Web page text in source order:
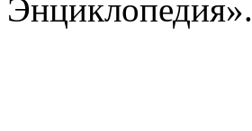
Энциклопедия».